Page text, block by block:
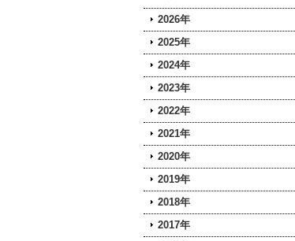
2026年
2025年
2024年
2023年
2022年
2021年
2020年
2019年
2018年
2017年